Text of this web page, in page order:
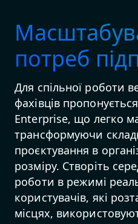
потреб
Для спільної роботи
фахівців
Enterprise, що легко
трансформуючи
проєктування в
розміру. Створіть
роботи в режимі
користувачів, які
місцях,